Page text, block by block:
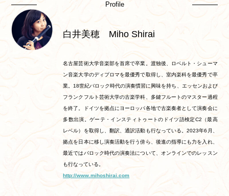
Profile
白井美穂 Miho Shirai
名古屋芸術大学音楽部を首席で卒業。渡独後、ロベルト・シューマ
ン音楽大学のディプロマを最優秀で取得し、室内楽科を最優秀で卒
業。18世紀バロック時代の演奏慣習に興味を持ち、エッセンおよび
フランクフルト芸術大学の古楽学科、多鍵フルートのマスター過程
を終了。ドイツを拠点にヨーロッパ各地で古楽奏者として演奏会に
多数出演。ゲーテ・インスティトゥートのドイツ語検定C2（最高
レベル）を取得し、翻訳、通訳活動も行なっている。2023年6月、
拠点を日本に移し演奏活動を行う傍ら、後進の指導にも力を入れ、
最近ではバロック時代の演奏法について、オンラインでのレッスン
も行なっている。
http://www.mihoshirai.com